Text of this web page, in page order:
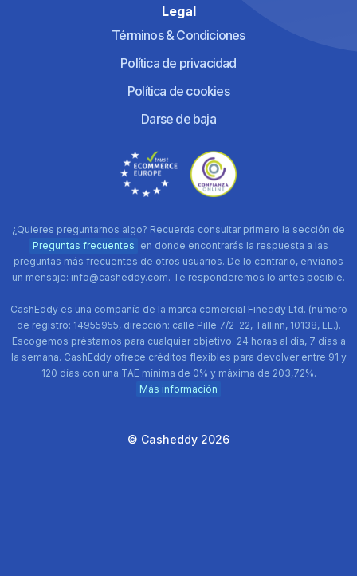
Legal
Términos & Condiciones
Política de privacidad
Política de cookies
Darse de baja
¿Quieres preguntarnos algo? Recuerda consultar primero la sección de
Preguntas frecuentes en donde encontrarás la respuesta a las
preguntas más frecuentes de otros usuarios. De lo contrario, envíanos
un mensaje: info@casheddy.com. Te responderemos lo antes posible.
CashEddy es una compañía de la marca comercial Fineddy Ltd. (número
de registro: 14955955, dirección: calle Pille 7/2-22, Tallinn, 10138, EE.).
Escogemos préstamos para cualquier objetivo. 24 horas al día, 7 días a
la semana. CashEddy ofrece créditos flexibles para devolver entre 91 y
120 días con una TAE mínima de 0% y máxima de 203,72%.
Más información
© Casheddy 2026